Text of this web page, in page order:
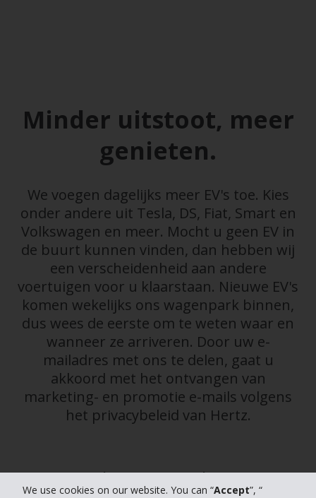
We use cookies on our website. You can “Accept”, “
Minder uitstoot, meer
genieten.
We voegen dagelijks meer EV's toe. Kies
onder andere uit Tesla, DS, Fiat, Smart en
Volkswagen en meer. Mocht u geen EV in
de buurt kunnen vinden, dan hebben wij
een verscheidenheid aan andere
voertuigen voor u klaarstaan. Nieuwe EV's
komen wekelijks ons wagenpark binnen,
dus wees de eerste om te weten waar en
wanneer ze arriveren. Door uw e-
mailadres met ons te delen, gaat u
akkoord met het ontvangen van
marketing- en promotie e-mails volgens
het privacybeleid van Hertz.
Algemene voorwaarden: